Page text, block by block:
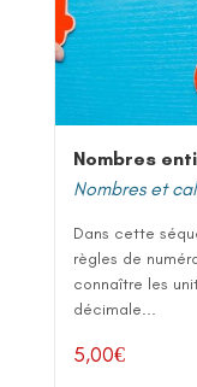
Nombres
Nombres et
Dans cette
règles de
connaître les
décimale...
5,00€